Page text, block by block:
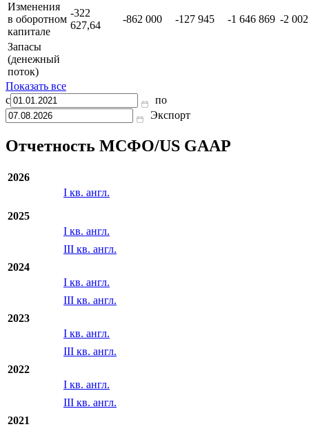
Изменения
в оборотном
капитале
-322
627,64
-862 000 -127 945 -1 646 869 -2
Запасы
(денежный
поток)
Показать все
с
по
Экспорт
Отчетность МСФО/US GAAP
2026
I кв. англ.
2025
I кв. англ.
III кв. англ.
2024
I кв. англ.
III кв. англ.
2023
I кв. англ.
III кв. англ.
2022
I кв. англ.
III кв. англ.
2021